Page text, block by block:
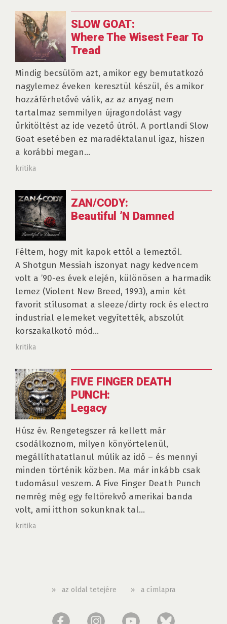
SLOW GOAT:
Where The Wisest Fear To
Tread
Mindig becsülöm azt, amikor egy bemutatkozó
nagylemez éveken keresztül készül, és amikor
hozzáférhetővé válik, az az anyag nem
tartalmaz semmilyen újragondolást vagy
űrkitöltést az ide vezető útról. A portlandi Slow
Goat esetében ez maradéktalanul igaz, hiszen
a korábbi megan...
kritika
ZAN/CODY:
Beautiful ’N Damned
Féltem, hogy mit kapok ettől a lemeztől.
A Shotgun Messiah iszonyat nagy kedvencem
volt a ’90-es évek elején, különösen a harmadik
lemez (Violent New Breed, 1993), amin két
favorit stílusomat a sleeze/dirty rock és electro
industrial elemeket vegyítették, abszolút
korszakalkotó mód...
kritika
FIVE FINGER DEATH
PUNCH:
Legacy
Húsz év. Rengetegszer rá kellett már
csodálkoznom, milyen könyörtelenül,
megállíthatatlanul múlik az idő – és mennyi
minden történik közben. Ma már inkább csak
tudomásul veszem. A Five Finger Death Punch
nemrég még egy feltörekvő amerikai banda
volt, ami itthon sokunknak tal...
kritika
» az oldal tetejére » a címlapra